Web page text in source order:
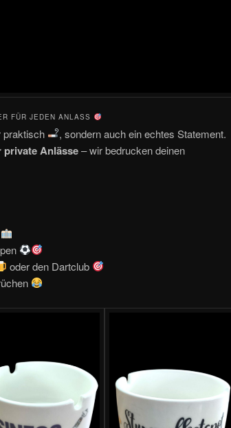
FÜR JEDEN ANLASS
praktisch
, sondern auch ein echtes Statement.
private Anlässe– wir bedrucken deinen
oder den Dartclub